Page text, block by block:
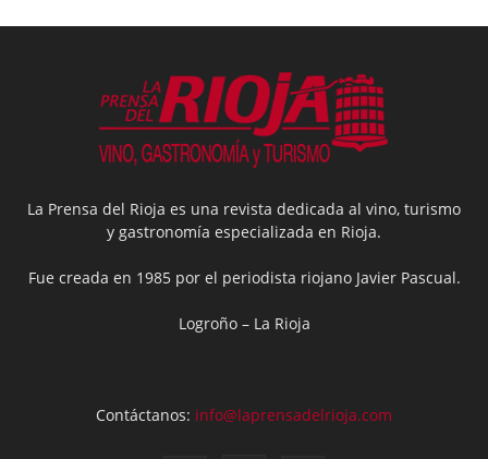
La Prensa del Rioja es una revista dedicada al vino, turismo
y gastronomía especializada en Rioja.
Fue creada en 1985 por el periodista riojano Javier Pascual.
Logroño – La Rioja
Contáctanos: info@laprensadelrioja.com